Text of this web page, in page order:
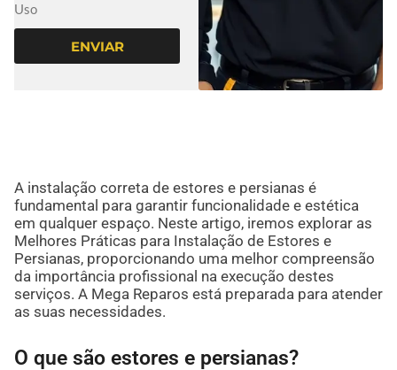
Uso
ENVIAR
A instalação correta de estores e persianas é
fundamental para garantir funcionalidade e estética
em qualquer espaço. Neste artigo, iremos explorar as
Melhores Práticas para Instalação de Estores e
Persianas, proporcionando uma melhor compreensão
da importância profissional na execução destes
serviços. A Mega Reparos está preparada para atender
as suas necessidades.
O que são estores e persianas?